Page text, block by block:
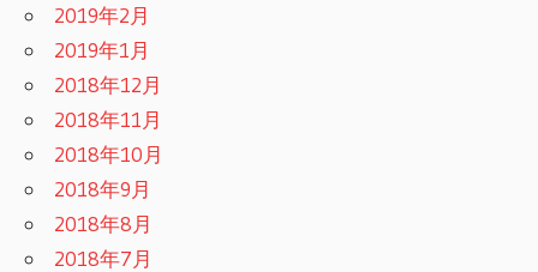
2019年2月
2019年1月
2018年12月
2018年11月
2018年10月
2018年9月
2018年8月
2018年7月